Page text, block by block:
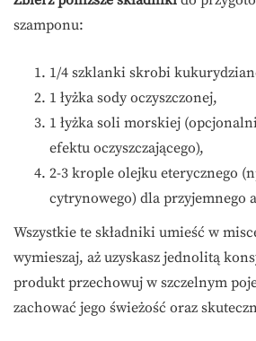
szamponu:
1/4 szklanki skrobi
1 łyżka sody oczyszczonej,
1 łyżka soli morskiej
efektu oczyszczającego),
2-3 krople olejku eterycznego
cytrynowego) dla przyjemnego
Wszystkie te składniki umieść w
wymieszaj, aż uzyskasz jednolitą
produkt przechowuj w szczelnym
zachować jego świeżość oraz